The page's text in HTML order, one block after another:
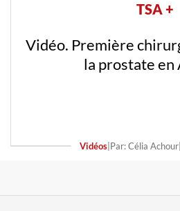
TSA +
Vidéo. Première
la prostate en
Vidéos| Par: Célia Achour|